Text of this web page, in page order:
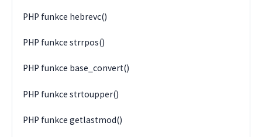
PHP funkce hebrevc()
PHP funkce strrpos()
PHP funkce base_convert()
PHP funkce strtoupper()
PHP funkce getlastmod()